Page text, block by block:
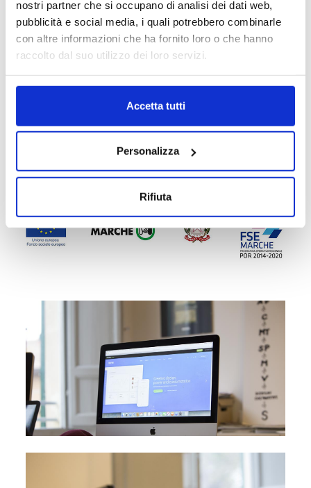
nostri partner che si occupano di analisi dei dati web,
pubblicità e social media, i quali potrebbero combinarle
con altre informazioni che ha fornito loro o che hanno
raccolto dal suo utilizzo dei loro servizi.
Accetta tutti
Personalizza
Rifiuta
appuntamento da richiedere presso la
segreteria dell'accademia.
Per informazioni ed iscrizioni:
T. 0731 84 41 81
info@acca.academy